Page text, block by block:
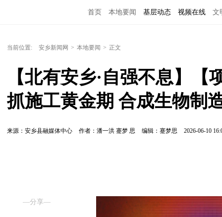
首页 本地要闻 基层动态 视频在线 文
当前位置: 安乡新闻网 > 本地要闻 > 正文
【北有安乡·自强不息】
抓施工黄金期 合成生物制
来源：安乡县融媒体中心 作者：潘一洪 蹇梦 思 编辑：蹇梦思 2026-06-10
—分享—